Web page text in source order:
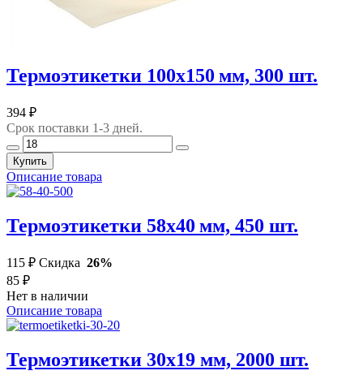
Термоэтикетки 100х150 мм, 300 шт.
394 ₽
Срок поставки 1-3 дней.
Купить
Описание товара
Термоэтикетки 58х40 мм, 450 шт.
115 ₽ Скидка 26%
85 ₽
Нет в наличии
Описание товара
Термоэтикетки 30х19 мм, 2000 шт.